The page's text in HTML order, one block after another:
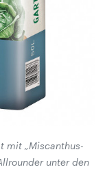
mit „Miscanthus-
unter den